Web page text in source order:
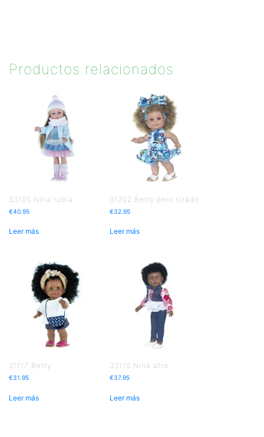
Productos relacionados
33105 Nina rubia
€40.95
Leer más
31202 Betty pelo rizado
€32.95
Leer más
31117 Betty
€31.95
Leer más
33110 Nina afro
€37.95
Leer más